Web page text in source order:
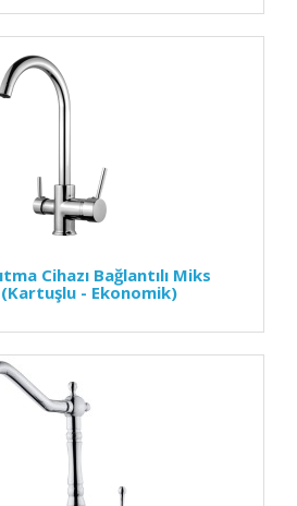
Cihazı Bağlantılı Miks
- Ekonomik)